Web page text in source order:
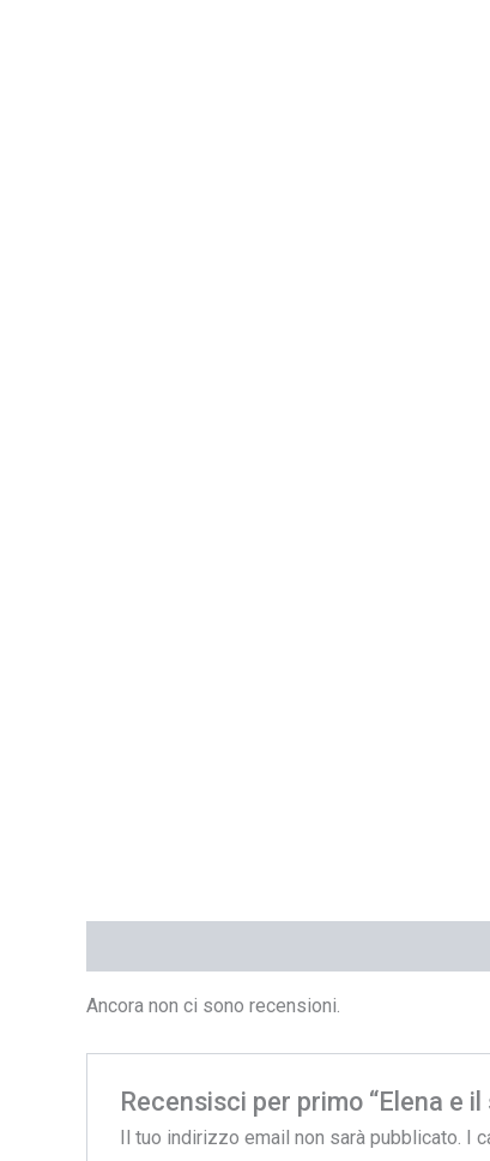
Ancora non ci sono recensioni.
Recensisci per primo “Elena e il
Il tuo indirizzo email non sarà pubblicato. I